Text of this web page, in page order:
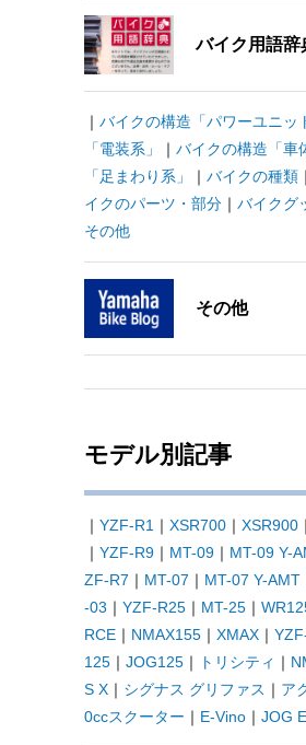
バイク用語辞
｜ バイクの構造「パワーユニッ
「電装系」
｜ バイクの構造「車
「足まわり系」
｜ バイクの種類｜
イクのパーツ・部分｜ バイクグ
その他
その他
モデル別記事
｜ YZF-R1 ｜ XSR700｜ XSR900｜
｜ YZF-R9｜ MT-09｜ MT-09 Y-
ZF-R7 ｜ MT-07 ｜ MT-07 Y-AMT
-03 ｜ YZF-R25｜ MT-25｜
RCE｜ NMAX155｜ XMAX｜
125｜ JOG125｜ トリシティ ｜
S X｜ シグナス グリファス ｜ ア
0ccスクーター ｜ E-Vino｜ JOG E